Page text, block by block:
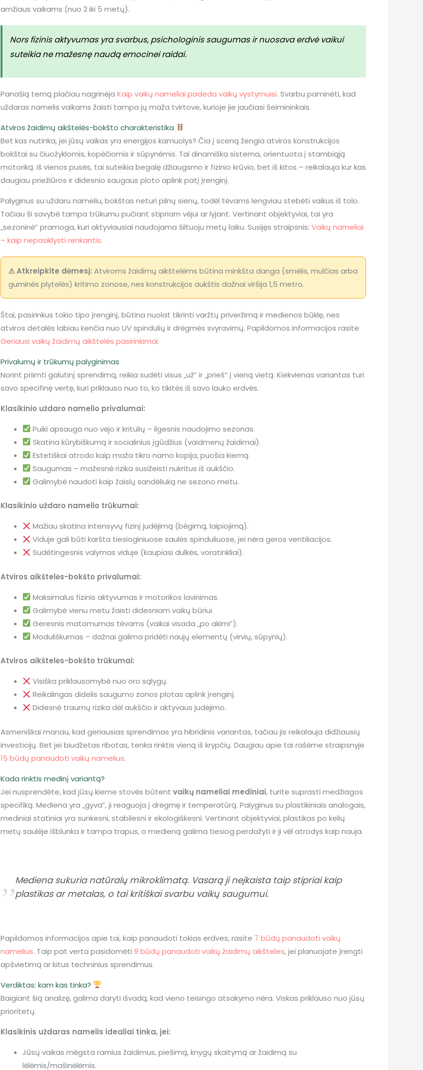
amžiaus vaikams (nuo 2 iki 5 metų).
Nors fizinis aktyvumas yra svarbus, psichologinis saugumas ir nuosava erdvė vaikui
suteikia ne mažesnę naudą emocinei raidai.
Panašią temą plačiau nagrinėja Kaip vaikų nameliai padeda vaikų vystymuisi. Svarbu paminėti, kad
uždaras namelis vaikams žaisti tampa jų maža tvirtove, kurioje jie jaučiasi šeimininkais.
Atviros žaidimų aikštelės-bokšto charakteristika
Bet kas nutinka, jei jūsų vaikas yra energijos kamuolys? Čia į sceną žengia atviros konstrukcijos
bokštai su čiuožyklomis, kopėčiomis ir sūpynėmis. Tai dinamiška sistema, orientuota į stambiąją
motoriką. Iš vienos pusės, tai suteikia begalę džiaugsmo ir fizinio krūvio, bet iš kitos – reikalauja kur kas
daugiau priežiūros ir didesnio saugaus ploto aplink patį įrenginį.
Palyginus su uždaru nameliu, bokštas neturi pilnų sienų, todėl tėvams lengviau stebėti vaikus iš tolo.
Tačiau ši savybė tampa trūkumu pučiant stipriam vėjui ar lyjant. Vertinant objektyviai, tai yra
„sezoninė” pramoga, kuri aktyviausiai naudojama šiltuoju metų laiku. Susijęs straipsnis: Vaikų nameliai
– kaip nepasiklysti renkantis.
⚠ Atkreipkite dėmesį: Atviroms žaidimų aikštelėms būtina minkšta danga (smėlis, mulčias arba
guminės plytelės) kritimo zonose, nes konstrukcijos aukštis dažnai viršija 1,5 metro.
Štai, pasirinkus tokio tipo įrenginį, būtina nuolat tikrinti varžtų priveržimą ir medienos būklę, nes
atviros detalės labiau kenčia nuo UV spindulių ir drėgmės svyravimų. Papildomos informacijos rasite
Geriausi vaikų žaidimų aikštelės pasirinkimai.
Privalumų ir trūkumų palyginimas
Norint priimti galutinį sprendimą, reikia sudėti visus „už” ir „prieš” į vieną vietą. Kiekvienas variantas turi
savo specifinę vertę, kuri priklauso nuo to, ko tikitės iš savo lauko erdvės.
Klasikinio uždaro namelio privalumai:
Puiki apsauga nuo vėjo ir kritulių – ilgesnis naudojimo sezonas.
Skatina kūrybiškumą ir socialinius įgūdžius (vaidmenų žaidimai).
Estetiškai atrodo kaip maža tikro namo kopija, puošia kiemą.
Saugumas – mažesnė rizika susižeisti nukritus iš aukščio.
Galimybė naudoti kaip žaislų sandėliuką ne sezono metu.
Klasikinio uždaro namelio trūkumai:
Mažiau skatina intensyvų fizinį judėjimą (bėgimą, laipiojimą).
Viduje gali būti karšta tiesioginiuose saulės spinduliuose, jei nėra geros ventiliacijos.
Sudėtingesnis valymas viduje (kaupiasi dulkės, voratinkliai).
Atviros aikštelės-bokšto privalumai:
Maksimalus fizinis aktyvumas ir motorikos lavinimas.
Galimybė vienu metu žaisti didesniam vaikų būriui.
Geresnis matomumas tėvams (vaikai visada „po akimi”).
Moduliškumas – dažnai galima pridėti naujų elementų (virvių, sūpynių).
Atviros aikštelės-bokšto trūkumai:
Visiška priklausomybė nuo oro sąlygų.
Reikalingas didelis saugumo zonos plotas aplink įrenginį.
Didesnė traumų rizika dėl aukščio ir aktyvaus judėjimo.
Asmeniškai manau, kad geriausias sprendimas yra hibridinis variantas, tačiau jis reikalauja didžiausių
investicijų. Bet jei biudžetas ribotas, tenka rinktis vieną iš krypčių. Daugiau apie tai rašėme straipsnyje
15 būdų panaudoti vaikų namelius.
Kada rinktis medinį variantą?
Jei nusprendėte, kad jūsų kieme stovės būtent vaikų nameliai mediniai, turite suprasti medžiagos
specifiką. Mediena yra „gyva”, ji reaguoja į drėgmę ir temperatūrą. Palyginus su plastikiniais analogais,
mediniai statiniai yra sunkesni, stabilesni ir ekologiškesni. Vertinant objektyviai, plastikas po kelių
metų saulėje išblunka ir tampa trapus, o medieną galima tiesiog perdažyti ir ji vėl atrodys kaip nauja.
„Mediena sukuria natūralų mikroklimatą. Vasarą ji neįkaista taip stipriai kaip
plastikas ar metalas, o tai kritiškai svarbu vaikų saugumui.
Papildomos informacijos apie tai, kaip panaudoti tokias erdves, rasite 7 būdų panaudoti vaikų
namelius. Taip pat verta pasidomėti 9 būdų panaudoti vaikų žaidimų aikšteles, jei planuojate įrengti
apšvietimą ar kitus techninius sprendimus.
Verdiktas: kam kas tinka?
Baigiant šią analizę, galima daryti išvadą, kad vieno teisingo atsakymo nėra. Viskas priklauso nuo jūsų
prioritetų.
Klasikinis uždaras namelis idealiai tinka, jei:
Jūsų vaikas mėgsta ramius žaidimus, piešimą, knygų skaitymą ar žaidimą su
lėlėmis/mašinėlėmis.